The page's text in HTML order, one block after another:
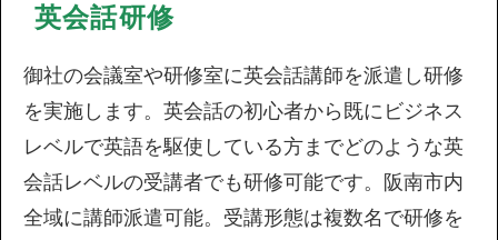
英会話研修
御社の会議室や研修室に英会話講師を派遣し研修
を実施します。英会話の初心者から既にビジネス
レベルで英語を駆使している方までどのような英
会話レベルの受講者でも研修可能です。阪南市内
全域に講師派遣可能。受講形態は複数名で研修を